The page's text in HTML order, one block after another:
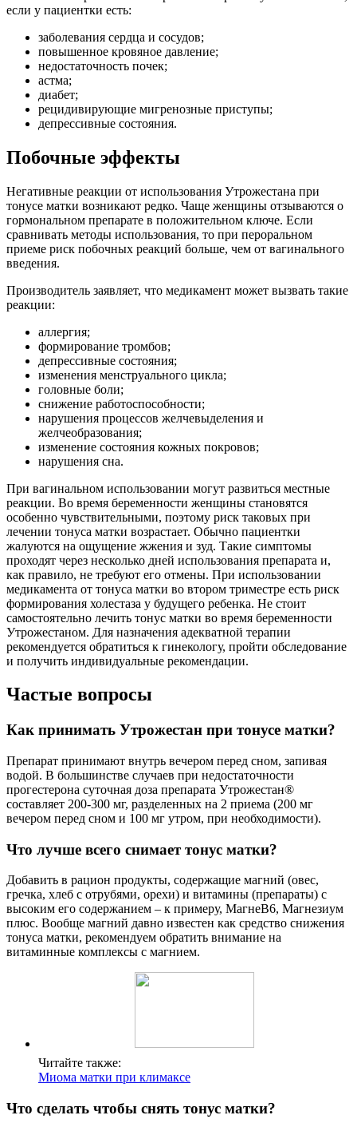
если у пациентки есть:
заболевания сердца и сосудов;
повышенное кровяное давление;
недостаточность почек;
астма;
диабет;
рецидивирующие мигренозные приступы;
депрессивные состояния.
Побочные эффекты
Негативные реакции от использования Утрожестана при
тонусе матки возникают редко. Чаще женщины отзываются о
гормональном препарате в положительном ключе. Если
сравнивать методы использования, то при пероральном
приеме риск побочных реакций больше, чем от вагинального
введения.
Производитель заявляет, что медикамент может вызвать такие
реакции:
аллергия;
формирование тромбов;
депрессивные состояния;
изменения менструального цикла;
головные боли;
снижение работоспособности;
нарушения процессов желчевыделения и
желчеобразования;
изменение состояния кожных покровов;
нарушения сна.
При вагинальном использовании могут развиться местные
реакции. Во время беременности женщины становятся
особенно чувствительными, поэтому риск таковых при
лечении тонуса матки возрастает. Обычно пациентки
жалуются на ощущение жжения и зуд. Такие симптомы
проходят через несколько дней использования препарата и,
как правило, не требуют его отмены. При использовании
медикамента от тонуса матки во втором триместре есть риск
формирования холестаза у будущего ребенка. Не стоит
самостоятельно лечить тонус матки во время беременности
Утрожестаном. Для назначения адекватной терапии
рекомендуется обратиться к гинекологу, пройти обследование
и получить индивидуальные рекомендации.
Частые вопросы
Как принимать Утрожестан при тонусе матки?
Препарат принимают внутрь вечером перед сном, запивая
водой. В большинстве случаев при недостаточности
прогестерона суточная доза препарата Утрожестан®
составляет 200-300 мг, разделенных на 2 приема (200 мг
вечером перед сном и 100 мг утром, при необходимости).
Что лучше всего снимает тонус матки?
Добавить в рацион продукты, содержащие магний (овес,
гречка, хлеб с отрубями, орехи) и витамины (препараты) с
высоким его содержанием – к примеру, МагнеВ6, Магнезиум
плюс. Вообще магний давно известен как средство снижения
тонуса матки, рекомендуем обратить внимание на
витаминные комплексы с магнием.
Читайте также:
Миома матки при климаксе
Что сделать чтобы снять тонус матки?